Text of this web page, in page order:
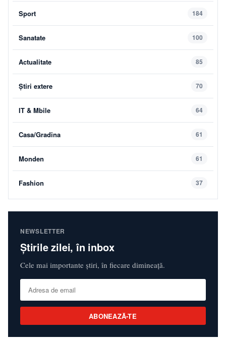
Sport 184
Sanatate 100
Actualitate 85
Știri extere 70
IT & Mbile 64
Casa/Gradina 61
Monden 61
Fashion 37
NEWSLETTER
Știrile zilei, în inbox
Cele mai importante știri, în fiecare dimineață.
ABONEAZĂ-TE